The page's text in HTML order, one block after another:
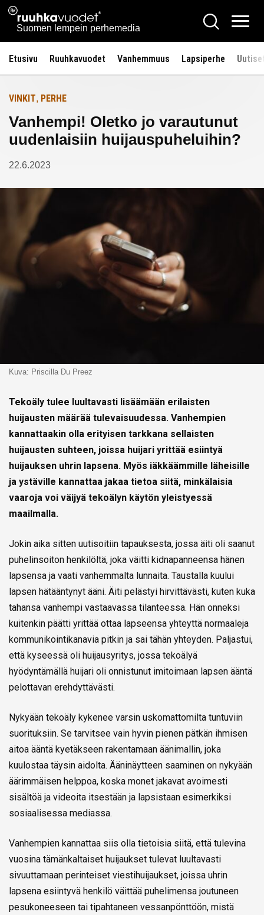
Siirry
sisältöön
Ruuhkavuodet.fi
Suomen lempein perhemedia
Hae
Etusivu Ruuhkavuodet Vanhemmuus Lapsiperhe
Etusivulle
VINKIT, PERHE
Vanhempi! Oletko jo varautunut
uudenlaisiin huijauspuheluihin?
22.6.2023
Kuva: Priscilla Du Preez
Tekoäly tulee luultavasti lisäämään erilaisten
huijausten määrää tulevaisuudessa. Vanhempien
kannattaakin olla erityisen tarkkana sellaisten
huijausten suhteen, joissa huijari yrittää esiintyä
huijauksen uhrin lapsena. Myös iäkkäämmille läheisille
ja ystäville kannattaa jakaa tietoa siitä, minkälaisia
vaaroja voi väijyä tekoälyn käytön yleistyessä
maailmalla.
Jokin aika sitten uutisoitiin tapauksesta, jossa äiti oli saanut
puhelinsoiton henkilöltä, joka väitti kidnapanneensa hänen
lapsensa ja vaati vanhemmalta lunnaita. Taustalla kuului
lapsen hätääntynyt ääni. Äiti pelästyi hirvittävästi, kuten kuka
tahansa vanhempi vastaavassa tilanteessa. Hän onneksi
kuitenkin päätti yrittää ottaa lapseensa yhteyttä normaaleja
kommunikointikanavia pitkin ja sai tähän yhteyden. Paljastui,
että kyseessä oli huijausyritys, jossa tekoälyä
hyödyntämällä huijari oli onnistunut imitoimaan lapsen ääntä
pelottavan erehdyttävästi.
Nykyään tekoäly kykenee varsin uskomattomilta tuntuviin
suorituksiin. Se tarvitsee vain hyvin pienen pätkän ihmisen
aitoa ääntä kyetäkseen rakentamaan äänimallin, joka
kuulostaa täysin aidolta. Ääninäytteen saaminen on nykyään
äärimmäisen helppoa, koska monet jakavat avoimesti
sisältöä ja videoita itsestään ja lapsistaan esimerkiksi
sosiaalisessa mediassa.
Vanhempien kannattaa siis olla tietoisia siitä, että tulevina
vuosina tämänkaltaiset huijaukset tulevat luultavasti
sivuuttamaan perinteiset viestihuijaukset, joissa uhrin
lapsena esiintyvä henkilö väittää puhelimensa joutuneen
pesukoneeseen tai tipahtaneen vessanpönttöön, mistä